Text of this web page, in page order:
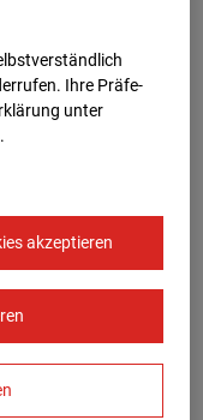
Ihre Prä­fe­
unter
akzeptieren